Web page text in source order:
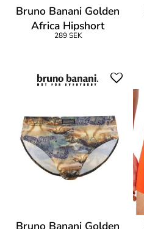
Bruno Banani Golden
Africa Hipshort
289 SEK